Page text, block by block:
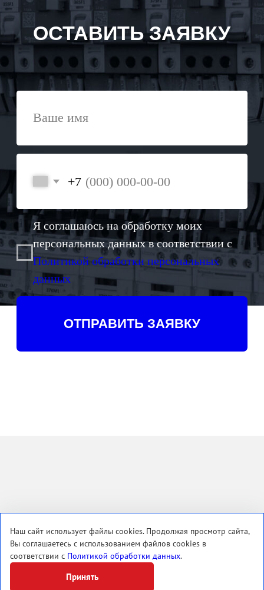
Наш сайт использует файлы cookies. Продолжая просмотр сайта,
Вы соглашаетесь с использованием файлов cookies в
соответствии с Политикой обработки данных.
Принять